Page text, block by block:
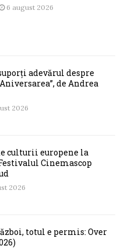
6 august 2026
adevărul despre
de Andrea
2026
culturii europene la
Cinemascop
2026
totul e permis: Over